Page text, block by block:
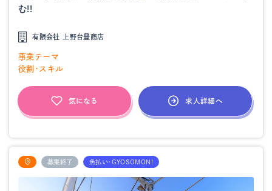
む!!
有限会社 上野台豊商店
事業テーマ
役割・スキル
気になる 求人詳細へ
募集終了 魚払い・GYOSOMON!